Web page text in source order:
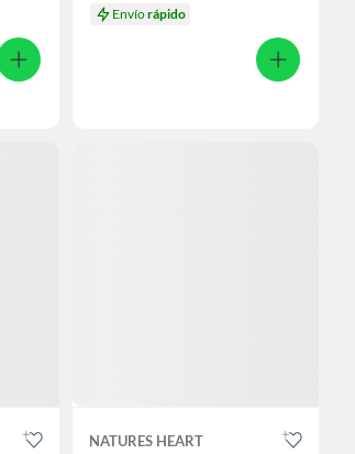
Envíorápido
NATURES HEART